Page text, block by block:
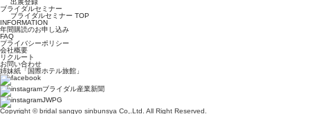
出展登録
ブライダルセミナー
ブライダルセミナー TOP
INFORMATION
年間購読のお申し込み
FAQ
プライバシーポリシー
会社概要
リクルート
お問い合わせ
姉妹紙「国際ホテル旅館」
ブライダル産業新聞
JWPG
Copyright © bridal sangyo sinbunsya Co,.Ltd. All Right Reserved.